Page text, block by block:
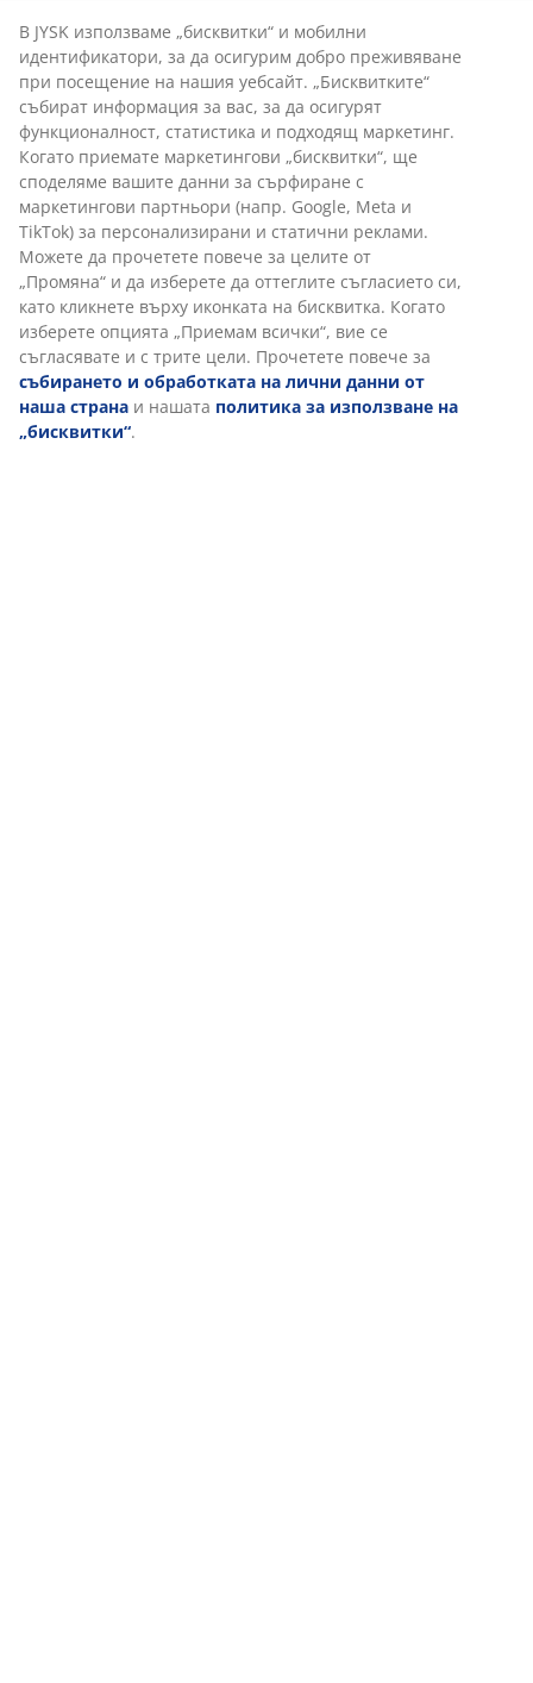
В JYSK използваме „бисквитки“ и мобилни
идентификатори, за да осигурим добро преживяване
при посещение на нашия уебсайт. „Бисквитките“
събират информация за вас, за да осигурят
функционалност, статистика и подходящ маркетинг.
Когато приемате маркетингови „бисквитки“, ще
споделяме вашите данни за сърфиране с
маркетингови партньори (напр. Google, Meta и
TikTok) за персонализирани и статични реклами.
Можете да прочетете повече за целите от
„Промяна“ и да изберете да оттеглите съгласието си,
като кликнете върху иконката на бисквитка. Когато
изберете опцията „Приемам всички“, вие се
съгласявате и с трите цели. Прочетете повече за
събирането и обработката на лични данни от
наша страна и нашата политика за използване на
„бисквитки“.